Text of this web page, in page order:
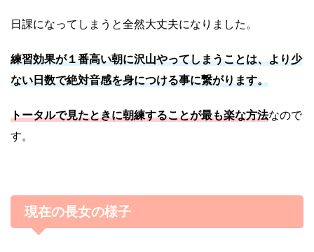
日課になってしまうと全然大丈夫になりました。
練習効果が１番高い朝に沢山やってしまうことは、より少
ない日数で絶対音感を身につける事に繋がります。
トータルで見たときに朝練することが最も楽な方法なので
す。
現在の長女の様子